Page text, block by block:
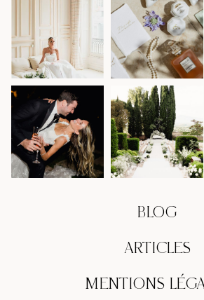
BLOG
ARTICLES
MENTIONS